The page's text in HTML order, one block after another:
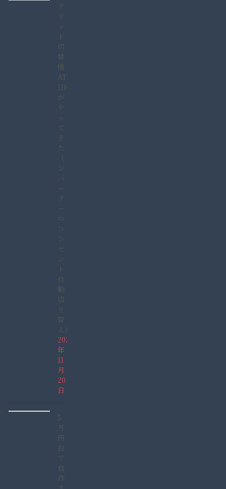
グ
リ
ッ
ド
切
替
機
ATS-
11KW
が
や
っ
て
き
た
（イ
ン
バ
ー
タ
ー
⇔
コ
ン
セ
ン
ト
自
動
切
り
替
え）
2021
年
11
月
20
日
5
万
円
台
で
自
作